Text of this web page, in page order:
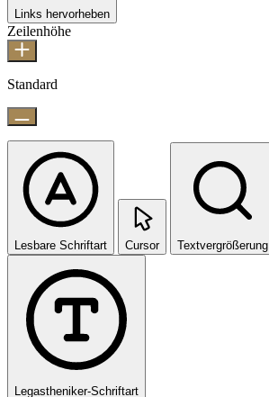
Links hervorheben
Zeilenhöhe
Standard
Lesbare Schriftart Cursor Textvergrößerung
Legastheniker-Schriftart